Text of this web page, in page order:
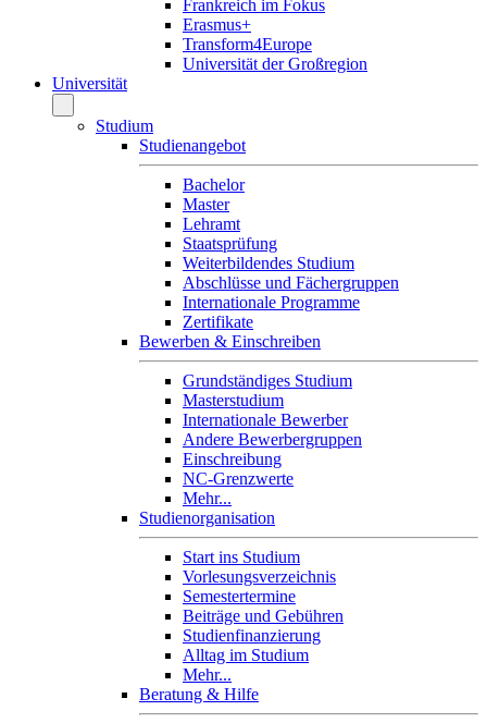
Frankreich im Fokus
Erasmus+
Transform4Europe
Universität der Großregion
Universität
Studium
Studienangebot
Bachelor
Master
Lehramt
Staatsprüfung
Weiterbildendes Studium
Abschlüsse und Fächergruppen
Internationale Programme
Zertifikate
Bewerben & Einschreiben
Grundständiges Studium
Masterstudium
Internationale Bewerber
Andere Bewerbergruppen
Einschreibung
NC-Grenzwerte
Mehr...
Studienorganisation
Start ins Studium
Vorlesungsverzeichnis
Semestertermine
Beiträge und Gebühren
Studienfinanzierung
Alltag im Studium
Mehr...
Beratung & Hilfe